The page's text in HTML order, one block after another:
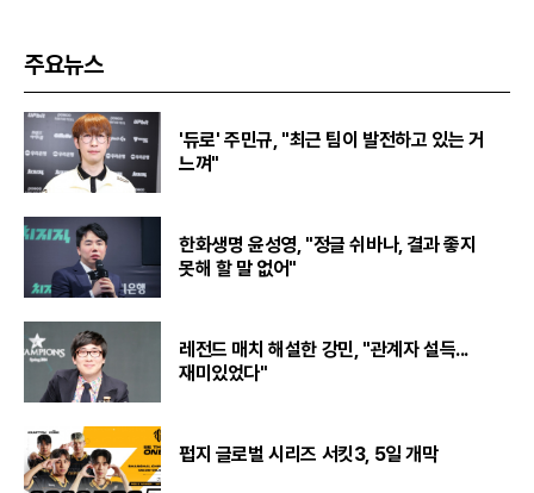
주요뉴스
'듀로' 주민규, "최근 팀이 발전하고 있는 거
느껴"
한화생명 윤성영, "정글 쉬바나, 결과 좋지
못해 할 말 없어"
레전드 매치 해설한 강민, "관계자 설득...
재미있었다"
펍지 글로벌 시리즈 서킷3, 5일 개막